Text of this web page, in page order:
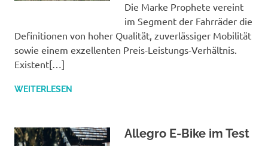
Die Marke Prophete vereint
im Segment der Fahrräder die
Definitionen von hoher Qualität, zuverlässiger Mobilität
sowie einem exzellenten Preis-Leistungs-Verhältnis.
Existent[…]
WEITERLESEN
Allegro E-Bike im Test